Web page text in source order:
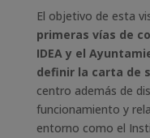
El objetivo de esta
primeras vías de
IDEA y el
definir la carta de
centro además de
funcionamiento y
entorno como el